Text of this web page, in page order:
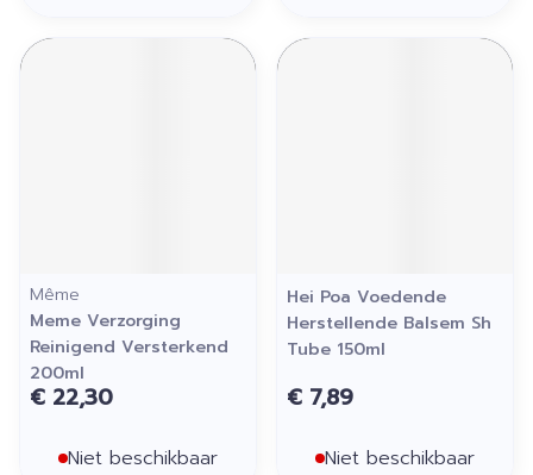
Même
Meme Verzorging
Reinigend Versterkend
200ml
€ 22,30
Niet beschikbaar
Hei Poa Voedende
Herstellende Balsem Sh
Tube 150ml
€ 7,89
Niet beschikbaar